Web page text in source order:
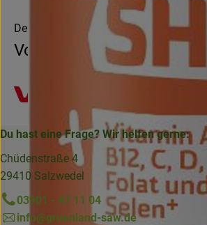
Deutschland
Voelkel
Du hast eine Frage? Wir helfen gerne:
Chüdenstraße 4
29410 Salzwedel
03901 - 47 11 04
info@gruenland-saw.de